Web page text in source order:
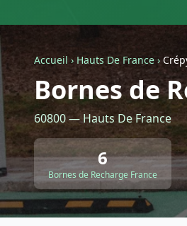
Accueil › Hauts De France ›
Bornes de
60800 — Hauts De France
6
Bornes de Recharge France